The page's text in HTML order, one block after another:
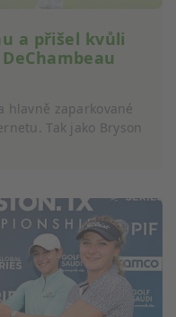
a přišel kvůli
hlavně zaparkované
Tak jako Bryson